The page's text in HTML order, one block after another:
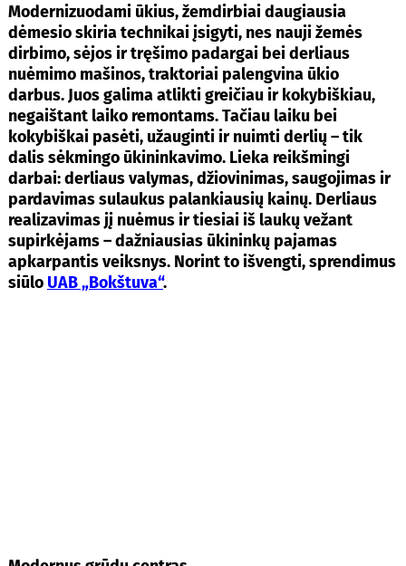
Modernizuodami ūkius, žemdirbiai daugiausia
dėmesio skiria technikai įsigyti, nes nauji žemės
dirbimo, sėjos ir tręšimo padargai bei derliaus
nuėmimo mašinos, traktoriai palengvina ūkio
darbus. Juos galima atlikti greičiau ir kokybiškiau,
negaištant laiko remontams. Tačiau laiku bei
kokybiškai pasėti, užauginti ir nuimti derlių – tik
dalis sėkmingo ūkininkavimo. Lieka reikšmingi
darbai: derliaus valymas, džiovinimas, saugojimas ir
pardavimas sulaukus palankiausių kainų. Derliaus
realizavimas jį nuėmus ir tiesiai iš laukų vežant
supirkėjams – dažniausias ūkininkų pajamas
apkarpantis veiksnys. Norint to išvengti, sprendimus
siūlo UAB „Bokštuva“.